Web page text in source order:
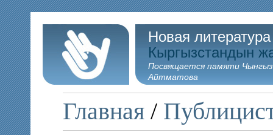
Новая
Кыргызстандын
Посвящается памяти
Айтматова
Главная /